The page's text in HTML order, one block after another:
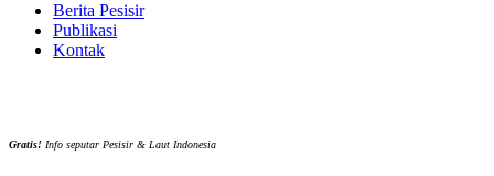
Berita Pesisir
Publikasi
Kontak
Gratis! Info seputar Pesisir & Laut Indonesia